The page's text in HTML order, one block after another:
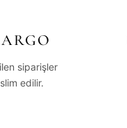
siparişler
edilir.